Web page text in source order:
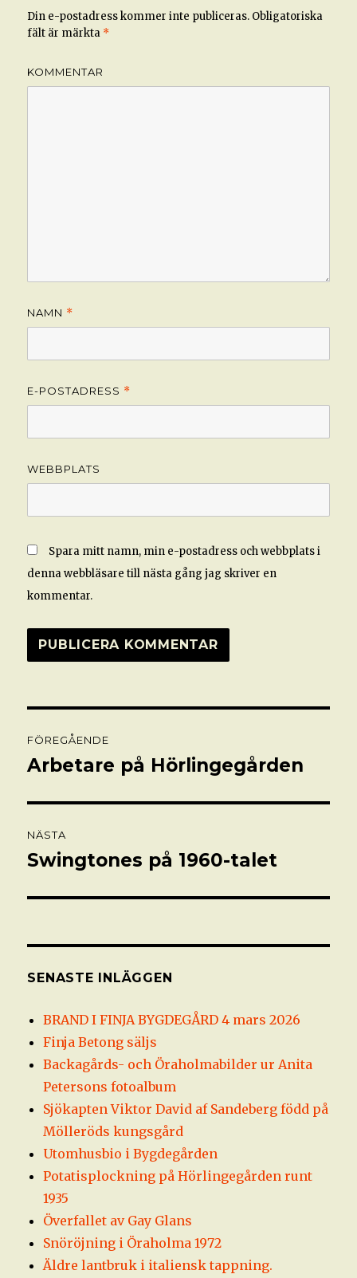
Din e-postadress kommer inte publiceras. Obligatoriska
fält är märkta *
KOMMENTAR
NAMN *
E-POSTADRESS *
WEBBPLATS
Spara mitt namn, min e-postadress och webbplats i
denna webbläsare till nästa gång jag skriver en
kommentar.
FÖREGÅENDE
Föregående
Arbetare på Hörlingegården
NÄSTA
Nästa
Swingtones på 1960-talet
SENASTE INLÄGGEN
BRAND I FINJA BYGDEGÅRD 4 mars 2026
Finja Betong säljs
Backagårds- och Öraholmabilder ur Anita
Petersons fotoalbum
Sjökapten Viktor David af Sandeberg född på
Mölleröds kungsgård
Utomhusbio i Bygdegården
Potatisplockning på Hörlingegården runt
1935
Överfallet av Gay Glans
Snöröjning i Öraholma 1972
Äldre lantbruk i italiensk tappning.